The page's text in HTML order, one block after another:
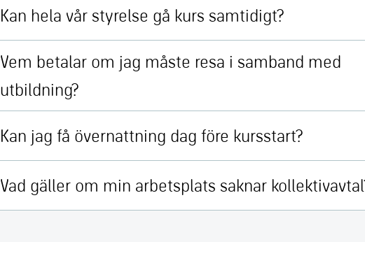
Kan hela vår styrelse gå kurs samtidigt?
Vem betalar om jag måste resa i samband med
utbildning?
Kan jag få övernattning dag före kursstart?
Vad gäller om min arbetsplats saknar